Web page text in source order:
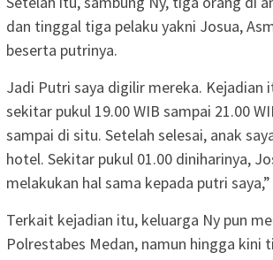
dan tinggal tiga pelaku yakni Josua,
beserta putrinya.
Jadi Putri saya digilir mereka. Kejadian
sekitar pukul 19.00 WIB sampai 21.00
sampai di situ. Setelah selesai, anak
hotel. Sekitar pukul 01.00 diniharinya,
melakukan hal sama kepada putri
Terkait kejadian itu, keluarga Ny pun
Polrestabes Medan, namun hingga kini